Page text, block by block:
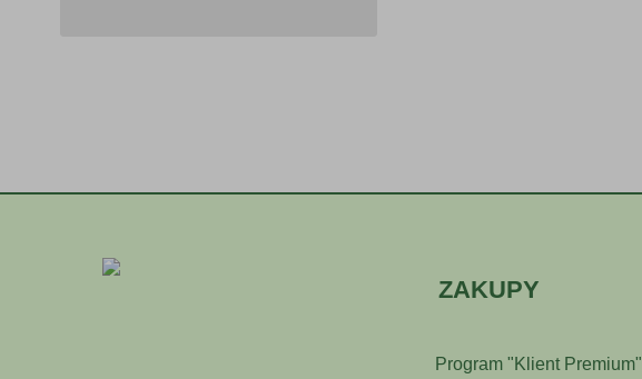
ZAKUPY
Program "Klient Premium"